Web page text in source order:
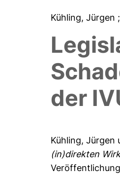
Kühling, Jürgen
der
Kühling, Jürgen
(in)direkten